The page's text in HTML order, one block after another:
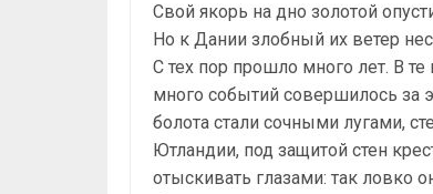
Свой якорь на дно золотой
Но к Дании злобный их ветер
С тех пор прошло много лет. В
много событий совершилось за
болота стали сочными лугами,
Ютландии, под защитой стен
отыскивать глазами: так ловко